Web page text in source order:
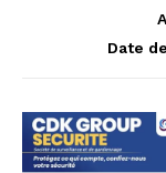
Date